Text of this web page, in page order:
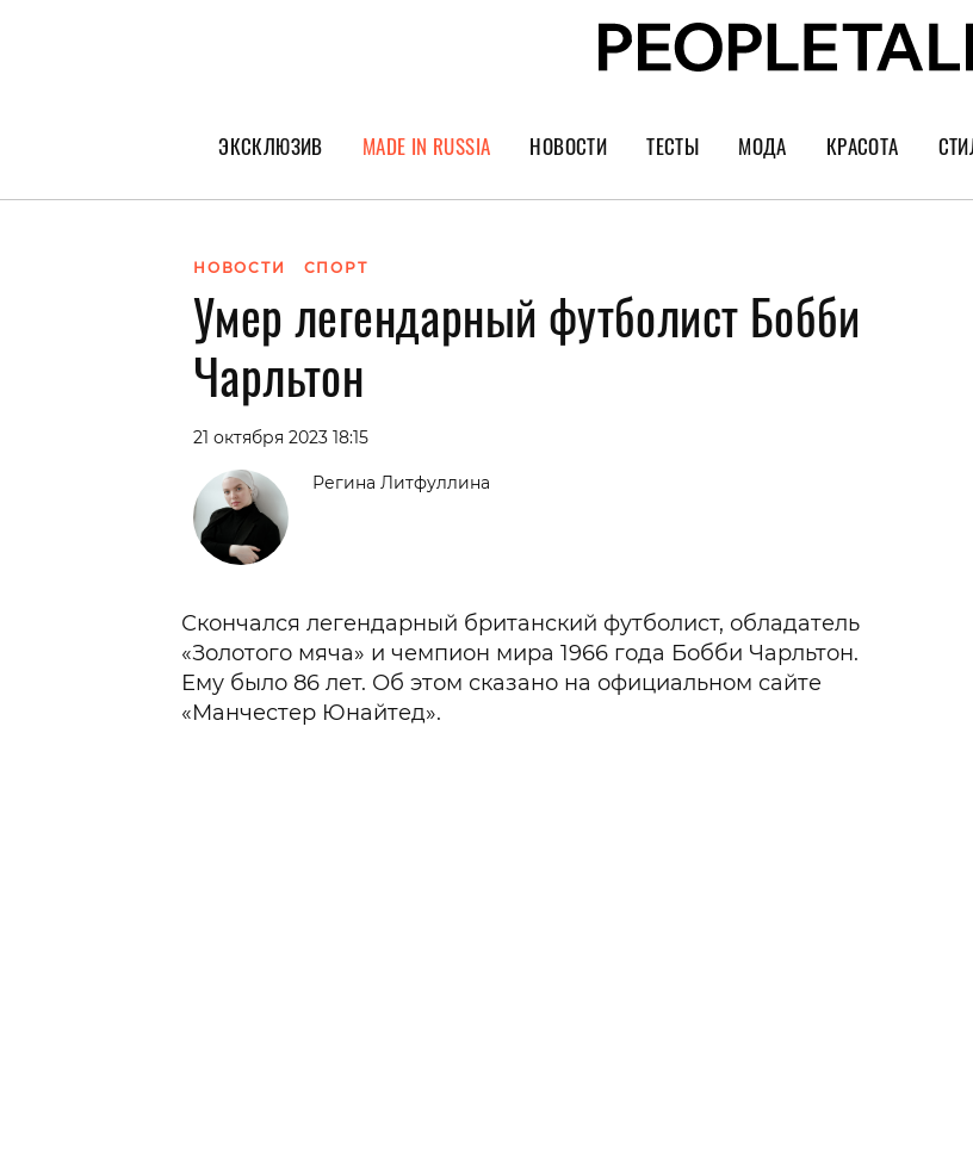
ЭКСКЛЮЗИВ
ГЕРОИ PEOPLETALK
ПОКОЛЕНИЕ
MADE IN RUSSIA НОВОСТИ ТЕСТЫ МОДА
Тренды
Как носить
Украшения и часы
КРАСОТА
Уход за лицом
Парфюм
НОВОСТИ СПОРТ
Умер легендарный футболист Бобби
Чарльтон
21 октября 2023 18:15
Регина Литфуллина
Скончался легендарный британский футболист, обладатель
«Золотого мяча» и чемпион мира 1966 года Бобби Чарльтон.
Ему было 86 лет. Об этом сказано на официальном сайте
«Манчестер Юнайтед».